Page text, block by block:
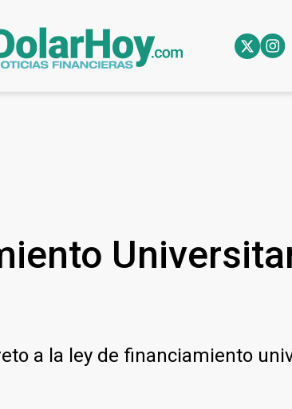
a la ley de financiamiento